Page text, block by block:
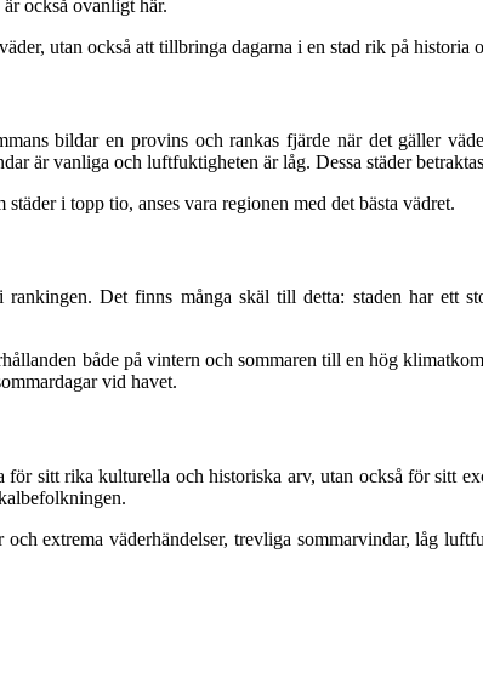
också ovanligt här.
utan också att tillbringa dagarna i en stad rik på historia
bildar en provins och rankas fjärde när det gäller
är vanliga och luftfuktigheten är låg. Dessa städer
i topp tio, anses vara regionen med det bästa vädret.
Det finns många skäl till detta: staden har ett
både på vintern och sommaren till en hög
vid havet.
sitt rika kulturella och historiska arv, utan också för sitt
extrema väderhändelser, trevliga sommarvindar, låg